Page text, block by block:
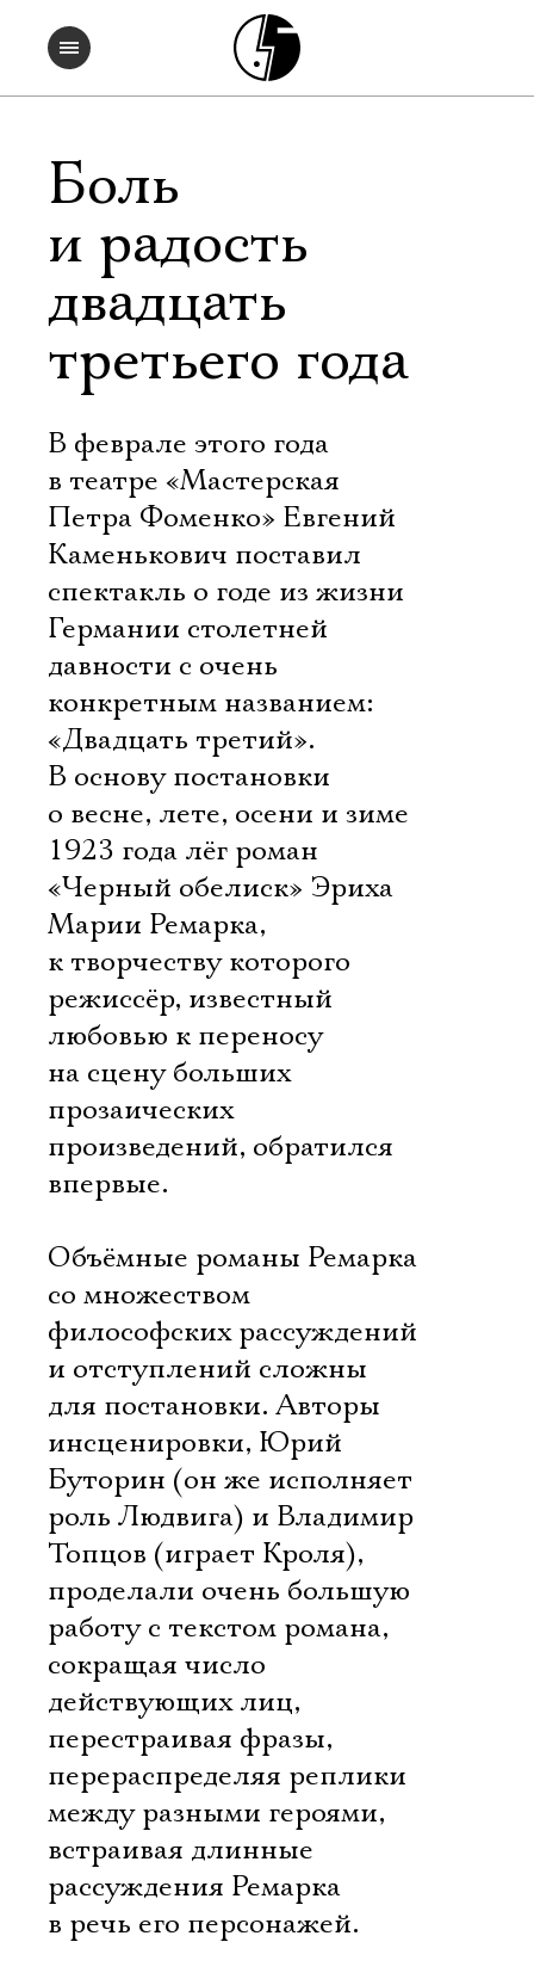
Боль
и радость
двадцать
третьего года
В феврале этого года
в театре «Мастерская
Петра Фоменко» Евгений
Каменькович поставил
спектакль о годе из жизни
Германии столетней
давности с очень
конкретным названием:
«Двадцать третий».
В основу постановки
о весне, лете, осени и зиме
1923 года лёг роман
«Черный обелиск» Эриха
Марии Ремарка,
к творчеству которого
режиссёр, известный
любовью к переносу
на сцену больших
прозаических
произведений, обратился
впервые.
Объёмные романы Ремарка
со множеством
философских рассуждений
и отступлений сложны
для постановки. Авторы
инсценировки, Юрий
Буторин (он же исполняет
роль Людвига) и Владимир
Топцов (играет Кроля),
проделали очень большую
работу с текстом романа,
сокращая число
действующих лиц,
перестраивая фразы,
перераспределяя реплики
между разными героями,
встраивая длинные
рассуждения Ремарка
в речь его персонажей.